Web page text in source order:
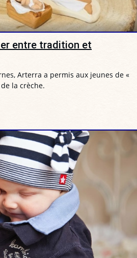
entre tradition et
Arterra a permis aux jeunes de «
la crèche.